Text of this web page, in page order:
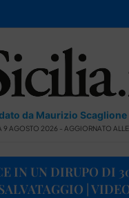
da Maurizio Scaglione
9 AGOSTO 2026 - AGGIORNATO ALLE
IN UN DIRUPO DI
|